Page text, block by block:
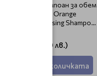
Органичен шампоан за обем
Label M Organic Orange
Blossom Volumising Shampoo
€ 28.07 (54.90 лв.)
Добави в количката